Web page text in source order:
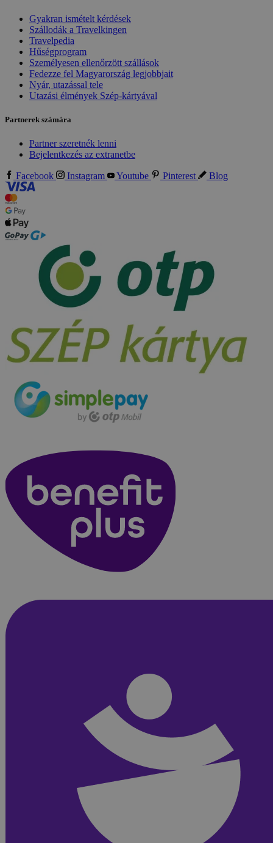
Gyakran ismételt kérdések
Szállodák a Travelkingen
Travelpedia
Hűségprogram
Személyesen ellenőrzött szállások
Fedezze fel Magyarország legjobbjait
Nyár, utazással tele
Utazási élmények Szép-kártyával
Partnerek számára
Partner szeretnék lenni
Bejelentkezés az extranetbe
Facebook Instagram Youtube Pinterest Blog